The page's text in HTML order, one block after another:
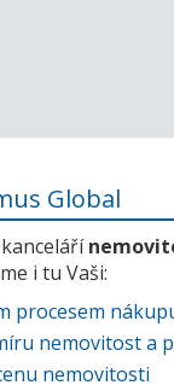
Global
i tu Vaši:
procesem
nemovitost a
nemovitosti